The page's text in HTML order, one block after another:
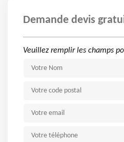
Demande devis
Veuillez remplir les champs